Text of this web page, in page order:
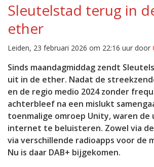
Sleutelstad terug in
ether
Leiden, 23 februari 2026 om 22:16 uur door
Sinds maandagmiddag zendt
uit in de ether. Nadat de
en de regio medio 2024 zonder
achterbleef na een mislukt
toenmalige omroep Unity, waren de
internet te beluisteren. Zowel via
via verschillende radioapps voor de
Nu is daar DAB+ bijgekomen.